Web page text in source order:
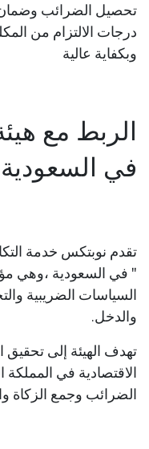
تحصيل الضرائب وضمان
درجات الالتزام من
وبكفاية عالية
الربط مع
في السعودية
تقدم نوبتكس خدمة
" في السعودية ،وهي
السياسات الضريبية
والدخل.
تهدف الهيئة إلى تحقيق
الاقتصادية في المملكة
الضرائب وجمع الزكاة